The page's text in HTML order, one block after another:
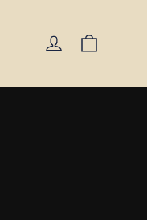
Log på